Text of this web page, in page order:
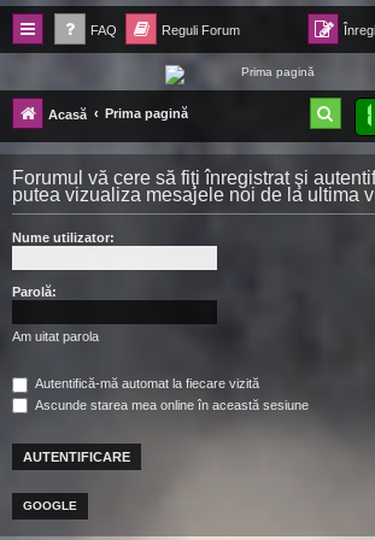
FAQ Reguli Forum
Forum Ecolomania™®
-= Idei pentru viitor =-
Acasă Prima pagină
ă
u
Forumul vă cere să fiţi înregistrat şi
putea vizualiza mesajele noi de la ultima
Nume utilizator:
Parolă:
Am uitat parola
Autentifică-mă automat la fiecare vizită
Ascunde starea mea online în această sesiune
GOOGLE